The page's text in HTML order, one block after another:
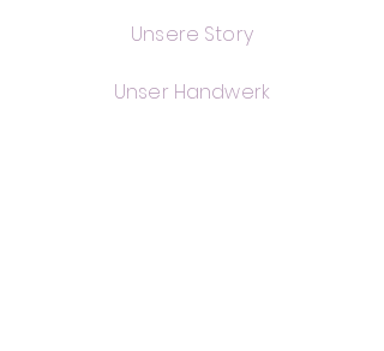
Unsere Story
Unser Handwerk